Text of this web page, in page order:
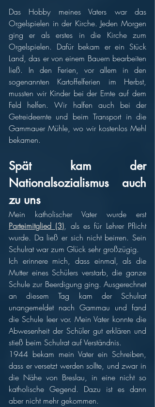
Das Hobby meines Vaters war das
Orgelspielen in der Kirche. Jeden Morgen
ging er als erstes in die Kirche zum
Orgelspielen. Dafür bekam er ein Stück
Land, das er von einem Bauern bearbeiten
ließ. In den Ferien, vor allem in den
sogenannten Kartoffelferien im Herbst,
mussten wir Kinder bei der Ernte auf dem
Feld helfen. Wir halfen auch bei der
Getreideernte und beim Transport in die
Gammauer Mühle, wo wir kostenlos Mehl
bekamen.
Spät kam der
Nationalsozialismus auch
zu uns
Mein katholischer Vater wurde erst
Parteimitglied (3), als es für Lehrer Pflicht
wurde. Da ließ er sich nicht beirren. Sein
Schulrat war zum Glück sehr großzügig.
Ich erinnere mich, dass einmal, als die
Mutter eines Schülers verstarb, die ganze
Schule zur Beerdigung ging. Ausgerechnet
an diesem Tag kam der Schulrat
unangemeldet nach Gammau und fand
die Schule leer vor. Mein Vater konnte die
Abwesenheit der Schüler gut erklären und
stieß beim Schulrat auf Verständnis.
1944 bekam mein Vater ein Schreiben,
dass er versetzt werden sollte, und zwar in
die Nähe von Breslau, in eine nicht so
katholische Gegend. Dazu ist es dann
aber nicht mehr gekommen.